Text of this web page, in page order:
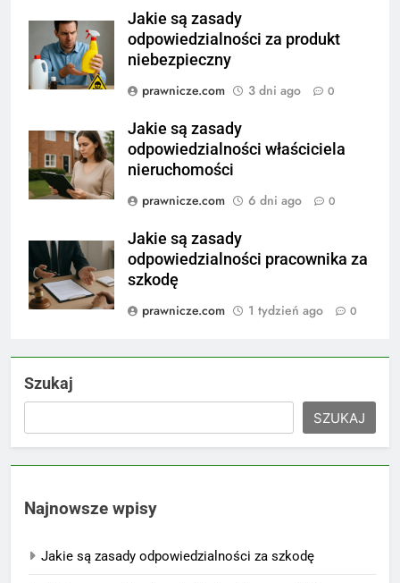
Jakie są zasady
odpowiedzialności za produkt
niebezpieczny
prawnicze.com
3 dni ago 0
Jakie są zasady
odpowiedzialności właściciela
nieruchomości
prawnicze.com
6 dni ago 0
Jakie są zasady
odpowiedzialności pracownika za
szkodę
prawnicze.com
1 tydzień ago 0
Szukaj
SZUKAJ
Najnowsze wpisy
Jakie są zasady odpowiedzialności za szkodę